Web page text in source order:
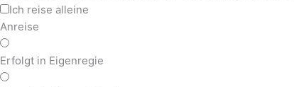
Ich reise alleine
Anreise
Erfolgt in Eigenregie